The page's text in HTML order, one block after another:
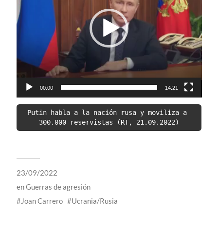
00:00 14:21
Putin habla a la nación rusa y moviliza a
300.000 reservistas (RT, 21.09.2022)
23/09/2022
enGuerras de agresión
Joan Carrero
Ucrania/Rusia